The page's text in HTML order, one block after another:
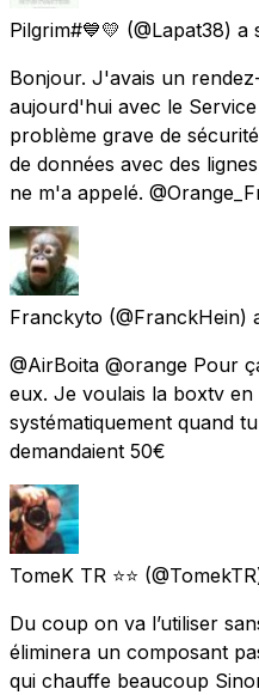
Pilgrim#💙💛 (@Lapat38) a
Bonjour. J'avais un
aujourd'hui avec le
problème grave de
de données avec des
ne m'a appelé.
Franckyto (@FranckHein)
@AirBoita @orange Pour
eux. Je voulais la boxtv
systématiquement quand
demandaient 50€
TomeK TR ⭐️⭐️
Du coup on va l’utiliser
éliminera un composant
qui chauffe beaucoup